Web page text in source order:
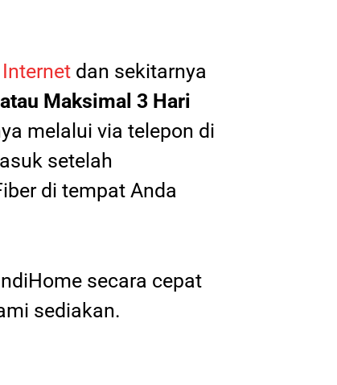
dan sekitarnya
Maksimal 3 Hari
melalui via telepon di
setelah
di tempat Anda
secara cepat
sediakan.